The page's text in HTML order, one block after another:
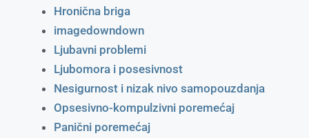
Hronična briga
imagedowndown
Ljubavni problemi
Ljubomora i posesivnost
Nesigurnost i nizak nivo samopouzdanja
Opsesivno-kompulzivni poremećaj
Panični poremećaj